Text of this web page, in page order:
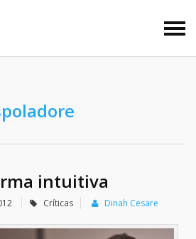
intuitiva
Críticas Dinah Cesare